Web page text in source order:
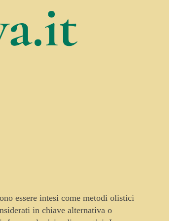
essere intesi come metodi olistici
in chiave alternativa o